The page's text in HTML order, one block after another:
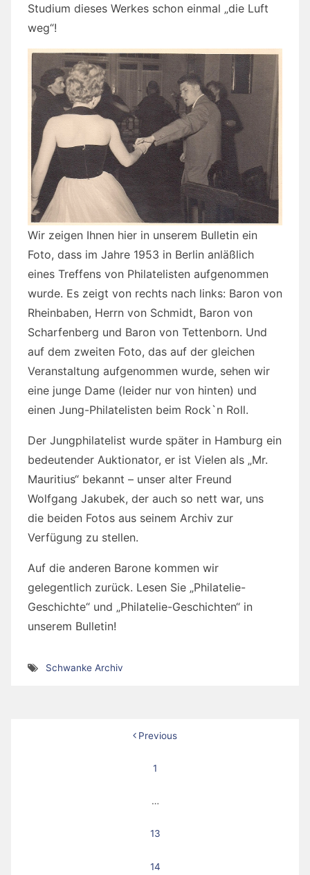
Studium dieses Werkes schon einmal „die Luft
weg“!
Wir zeigen Ihnen hier in unserem Bulletin ein
Foto, dass im Jahre 1953 in Berlin anläßlich
eines Treffens von Philatelisten aufgenommen
wurde. Es zeigt von rechts nach links: Baron von
Rheinbaben, Herrn von Schmidt, Baron von
Scharfenberg und Baron von Tettenborn. Und
auf dem zweiten Foto, das auf der gleichen
Veranstaltung aufgenommen wurde, sehen wir
eine junge Dame (leider nur von hinten) und
einen Jung-Philatelisten beim Rock`n Roll.
Der Jungphilatelist wurde später in Hamburg ein
bedeutender Auktionator, er ist Vielen als „Mr.
Mauritius“ bekannt – unser alter Freund
Wolfgang Jakubek, der auch so nett war, uns
die beiden Fotos aus seinem Archiv zur
Verfügung zu stellen.
Auf die anderen Barone kommen wir
gelegentlich zurück. Lesen Sie „Philatelie-
Geschichte“ und „Philatelie-Geschichten“ in
unserem Bulletin!
Schwanke Archiv
Seitennummerierung
Previous
1
…
13
14